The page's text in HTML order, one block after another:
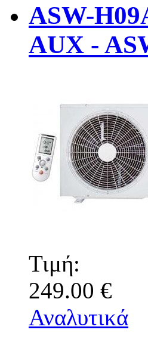
ASW-
AUX -
Τιμή:
249.00 €
Αναλυτικά